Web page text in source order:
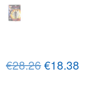
€28.26El
€18.38